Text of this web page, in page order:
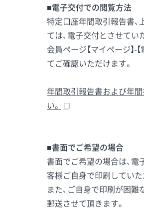
■電子交付での閲覧方法
特定口座年間取引報告書
ては、電子交付とさせてい
会員ページ【マイページ】-
てご確認いただけます。
年間取引報告書および年
い。
■書面でご希望の場合
書面でご希望の場合は、電
客様ご自身で印刷していた
また、ご自身で印刷が困難
郵送させて頂きます。